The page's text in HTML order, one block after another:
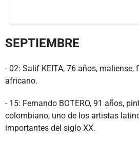
SEPTIEMBRE
- 02: Salif KEITA, 76 años, maliense,
africano.
- 15: Fernando BOTERO, 91 años,
colombiano, uno de los artistas
importantes del siglo XX.